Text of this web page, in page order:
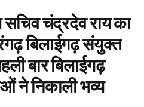
चंद्रदेव राय का
बिलाईगढ़ संयुक्त
बार बिलाईगढ़
ने निकाली भव्य